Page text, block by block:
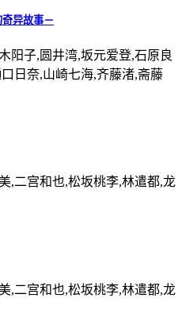
异故事－
阳子,圆井湾,坂元爱登,石原良
日奈,山崎七海,齐藤渚,斋藤
,二宫和也,松坂桃李,林遣都,龙
,二宫和也,松坂桃李,林遣都,龙